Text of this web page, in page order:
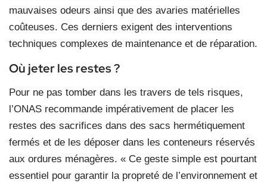
mauvaises odeurs ainsi que des avaries matérielles
coûteuses. Ces derniers exigent des interventions
techniques complexes de maintenance et de réparation.
Où jeter les restes ?
Pour ne pas tomber dans les travers de tels risques,
l’ONAS recommande impérativement de placer les
restes des sacrifices dans des sacs hermétiquement
fermés et de les déposer dans les conteneurs réservés
aux ordures ménagères. « Ce geste simple est pourtant
essentiel pour garantir la propreté de l’environnement et